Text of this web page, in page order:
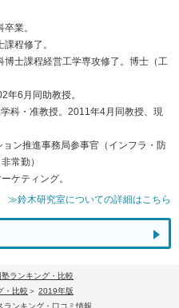
業。
程修了。
士課程経営工学専攻修了。博士（工
年6月同助教授。
科・准教授。2011年4月同教授、現
ン推進事務局参事官（インフラ・防
常勤）
ケティング。
≫鈴木研究室についての詳細はこちら
ランキング・比較
・比較
2019年版